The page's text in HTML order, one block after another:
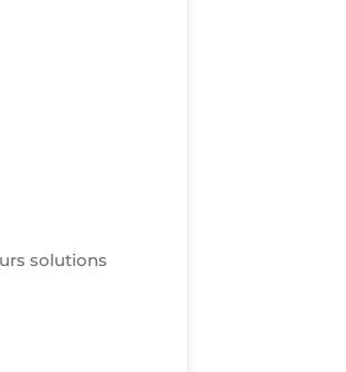
solutions